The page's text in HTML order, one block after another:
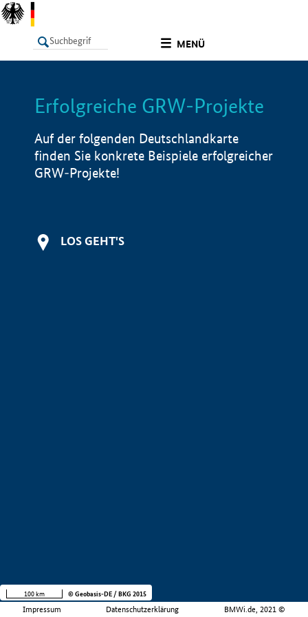
MENÜ
LISTE Info
Erfolgreiche GRW-Projekte
Auf der folgenden Deutschlandkarte
finden Sie konkrete Beispiele erfolgreicher
GRW-Projekte!
LOS GEHT'S
Impressum Datenschutzerklärung BMWi.de, 2021 ©
100 km © Geobasis-DE / BKG 2015